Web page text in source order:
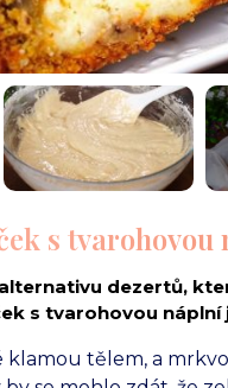
s
dezertů,
s tvarohovou
klamou tělem, a